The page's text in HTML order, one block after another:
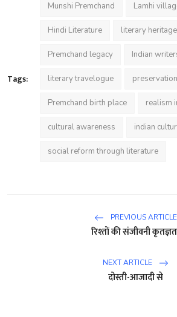
Tags:
Munshi Premchand Lamhi
Hindi Literature literary heritage
Premchand legacy Indian
literary travelogue
Premchand birth place realism
cultural awareness indian
social reform through literature
PREVIOUS ARTICLE
रिश्तों की संजीवनी
NEXT ARTICLE
दोस्ती-आजादी से